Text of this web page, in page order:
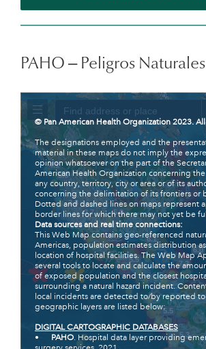
PAHO – Peligros Naturales